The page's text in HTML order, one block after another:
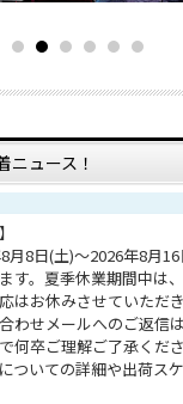
ニュース！
月8日(土)～2026年8月
す。夏季休業期間中は
はお休みさせていただ
わせメールへのご返信
何卒ご理解ご了承くだ
ついての詳細や出荷ス